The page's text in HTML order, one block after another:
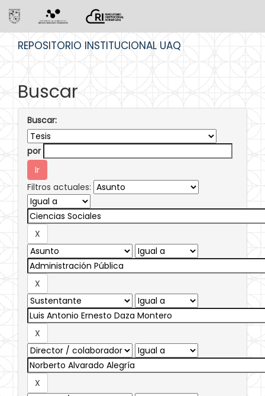
REPOSITORIO INSTITUCIONAL UAQ
Buscar
Buscar:
por
Filtros actuales: